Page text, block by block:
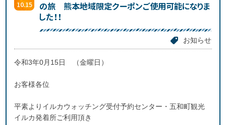
10.15
の旅 熊本地域限定クーポンご使用可能になりま
した！！
お知らせ
令和3年0月15日 （金曜日）
お客様各位
平素よりイルカウォッチング受付予約センター・五和町観光
イルカ発着所ご利用頂き